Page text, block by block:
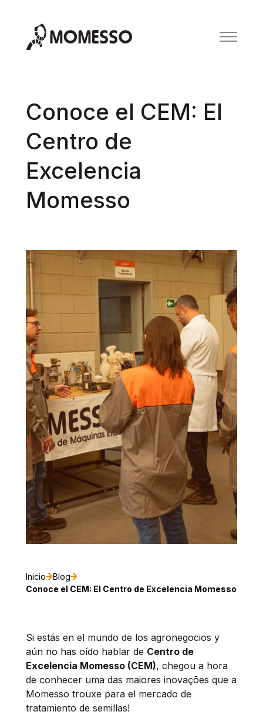
Conoce el CEM: El
Centro de
Excelencia
Momesso
Inicio
Blog
Conoce el CEM: El Centro de Excelencia Momesso
Si estás en el mundo de los agronegocios y
aún no has oído hablar de Centro de
Excelencia Momesso (CEM), chegou a hora
de conhecer uma das maiores inovações que a
Momesso trouxe para el mercado de
tratamiento de semillas!